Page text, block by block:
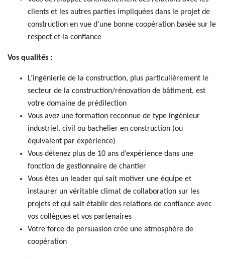
clients et les autres parties impliquées dans le projet de
construction en vue d'une bonne coopération basée sur le
respect et la confiance
Vos qualités :
L’ingénierie de la construction, plus particulièrement le
secteur de la construction/rénovation de bâtiment, est
votre domaine de prédilection
Vous avez une formation reconnue de type ingénieur
industriel, civil ou bachelier en construction (ou
équivalent par expérience)
Vous détenez plus de 10 ans d’expérience dans une
fonction de gestionnaire de chantier
Vous êtes un leader qui sait motiver une équipe et
instaurer un véritable climat de collaboration sur les
projets et qui sait établir des relations de confiance avec
vos collègues et vos partenaires
Votre force de persuasion crée une atmosphère de
coopération